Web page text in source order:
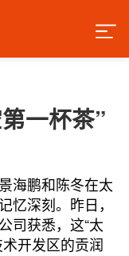
一杯茶”
海鹏和陈冬在太
忆深刻。昨日，
司获悉，这“太
开发区的贡润